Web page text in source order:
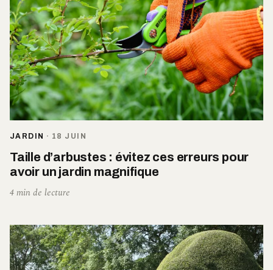
JARDIN · 18 JUIN
Taille d’arbustes : évitez ces erreurs pour
avoir un jardin magnifique
4 min de lecture